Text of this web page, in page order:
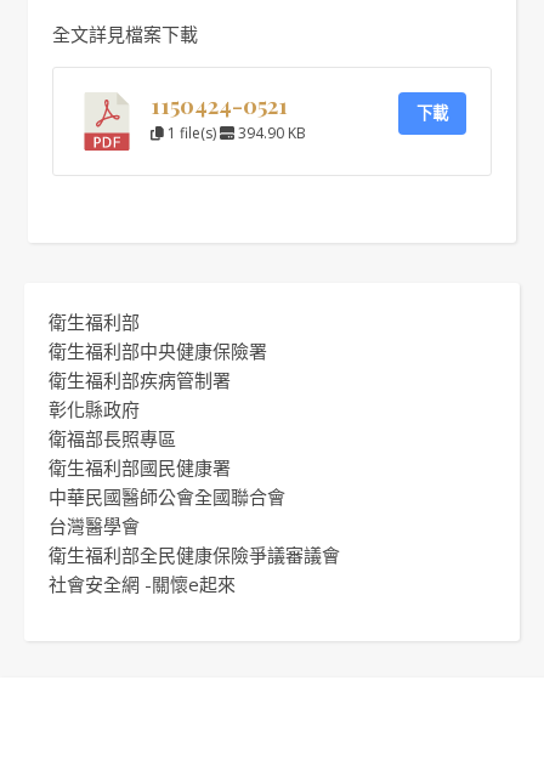
全文詳見檔案下載
1150424-0521
1 file(s) 394.90 KB
下載
衛生福利部
衛生福利部中央健康保險署
衛生福利部疾病管制署
彰化縣政府
衛福部長照專區
衛生福利部國民健康署
中華民國醫師公會全國聯合會
台灣醫學會
衛生福利部全民健康保險爭議審議會
社會安全網 -關懷e起來